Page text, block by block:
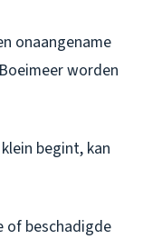
onaangename
worden
begint, kan
of beschadigde